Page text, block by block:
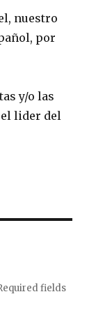
nuestro
por
y/o las
lider del
fields